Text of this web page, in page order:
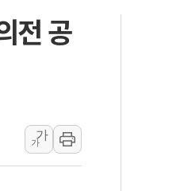
공급 vs 공원 보존'…용산어린이정원
크라운해태 회장 "미래세대와 전통
문화재단, 임직원 가족 직업체험 프로
측 "'레버리지 ETF 도입 김 총리 지
전 공
가
가